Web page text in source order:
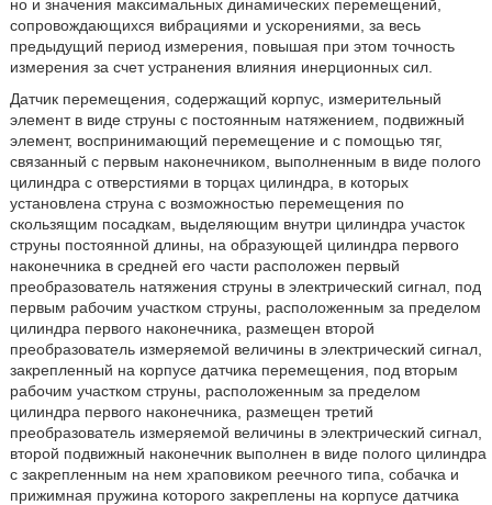
но и значения максимальных динамических перемещений,
сопровождающихся вибрациями и ускорениями, за весь
предыдущий период измерения, повышая при этом точность
измерения за счет устранения влияния инерционных сил.
Датчик перемещения, содержащий корпус, измерительный
элемент в виде струны с постоянным натяжением, подвижный
элемент, воспринимающий перемещение и с помощью тяг,
связанный с первым наконечником, выполненным в виде полого
цилиндра с отверстиями в торцах цилиндра, в которых
установлена струна с возможностью перемещения по
скользящим посадкам, выделяющим внутри цилиндра участок
струны постоянной длины, на образующей цилиндра первого
наконечника в средней его части расположен первый
преобразователь натяжения струны в электрический сигнал, под
первым рабочим участком струны, расположенным за пределом
цилиндра первого наконечника, размещен второй
преобразователь измеряемой величины в электрический сигнал,
закрепленный на корпусе датчика перемещения, под вторым
рабочим участком струны, расположенным за пределом
цилиндра первого наконечника, размещен третий
преобразователь измеряемой величины в электрический сигнал,
второй подвижный наконечник выполнен в виде полого цилиндра
с закрепленным на нем храповиком реечного типа, собачка и
прижимная пружина которого закреплены на корпусе датчика